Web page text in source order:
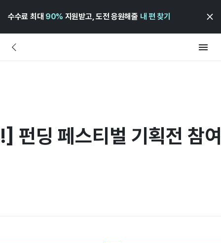
수수료 최대 90% 지원받고, 도전 응원해줄 내 편 찾기
펀딩 페스티벌 기획전 참